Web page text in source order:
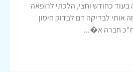
כחודש וחצי, הלכתי לרופאה
אותי לבדיקה דם לבדוק חיסון
חברה א�...